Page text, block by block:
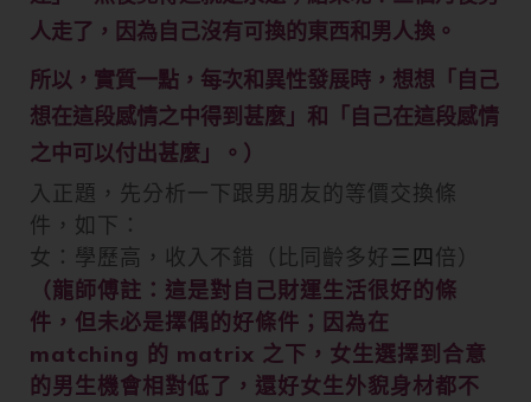
人走了，因為自己沒有可換的東西和男人換。
所以，實質一點，每次和異性發展時，想想「自己
想在這段感情之中得到甚麼」和「自己在這段感情
之中可以付出甚麼」。）
入正題，先分析一下跟男朋友的等價交換條
件，如下：
女：學歷高，收入不錯（比同齡多好 三四 倍）
（龍師傅註：這是對自己財運生活很好的條
件，但未必是擇偶的好條件；因為在
matching 的 matrix 之下，女生選擇到合意
的男生機會相對低了，還好女生外貎身材都不